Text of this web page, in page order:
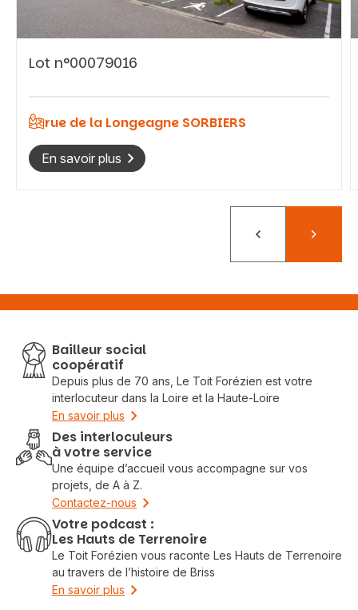
Lot n°00079016
rue de la Longeagne SORBIERS
En savoir plus
PrécédentSuivant
Bailleur social
coopératif
Depuis plus de 70 ans, Le Toit Forézien est votre
interlocuteur dans la Loire et la Haute-Loire
En savoir plus
Des interloculeurs
à votre service
Une équipe d’accueil vous accompagne sur vos
projets, de A à Z.
Contactez-nous
Votre podcast :
Les Hauts de Terrenoire
Le Toit Forézien vous raconte Les Hauts de Terrenoire
au travers de l’histoire de Briss
En savoir plus